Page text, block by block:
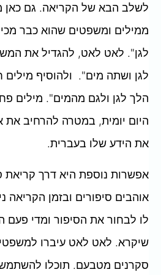
לשלב הבא של הקריאה. גם כאן
ממילים ומשפטים שהוא כבר
לגן". לאט לאט, להגדיל את
לגן ושתה מים". ולהוסיף
הלך לגן ולגם מהמים". מילים
היום יומית, במטרה להרחיב את
את הידע שלו בעברית.
אפשרות נוספת היא דרך קריאת
אוהבים סיפורים ובזמן הקריאה
לו לבחור את הסיפור ומדי פעם
שיקרא. לאט לאט עיברו
סקרנים מטבעם. תוכלו